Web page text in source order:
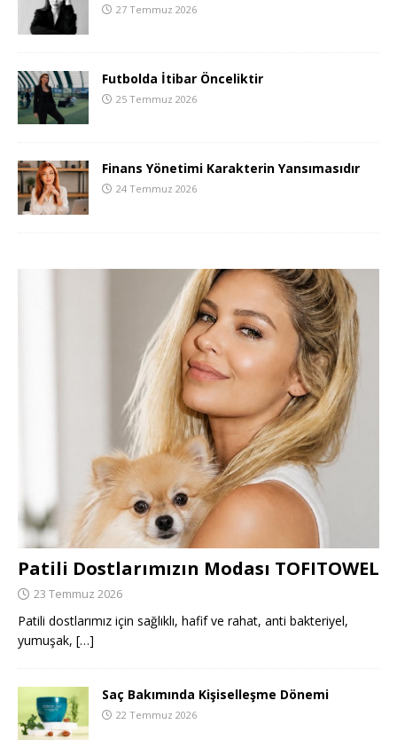
27 Temmuz 2026
Futbolda İtibar Önceliktir
25 Temmuz 2026
Finans Yönetimi Karakterin Yansımasıdır
24 Temmuz 2026
Patili Dostlarımızın Modası TOFITOWEL
23 Temmuz 2026
Patili dostlarımız için sağlıklı, hafif ve rahat, anti bakteriyel,
yumuşak, […]
Saç Bakımında Kişiselleşme Dönemi
22 Temmuz 2026